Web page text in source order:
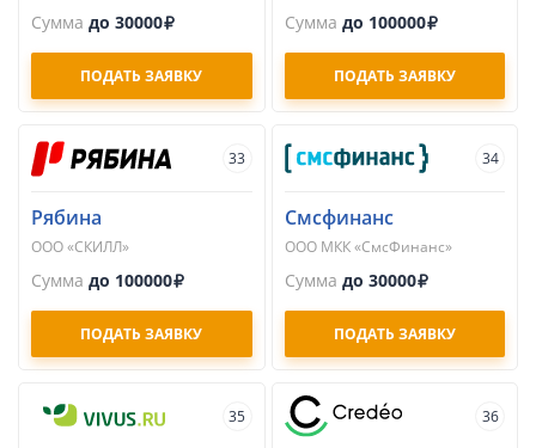
Сумма до 30000
ПОДАТЬ ЗАЯВКУ
Сумма до 100000
ПОДАТЬ ЗАЯВКУ
33
Рябина
ООО «СКИЛЛ»
Сумма до 100000
ПОДАТЬ ЗАЯВКУ
34
Смсфинанс
ООО МКК «СмсФинанс»
Сумма до 30000
ПОДАТЬ ЗАЯВКУ
35 36